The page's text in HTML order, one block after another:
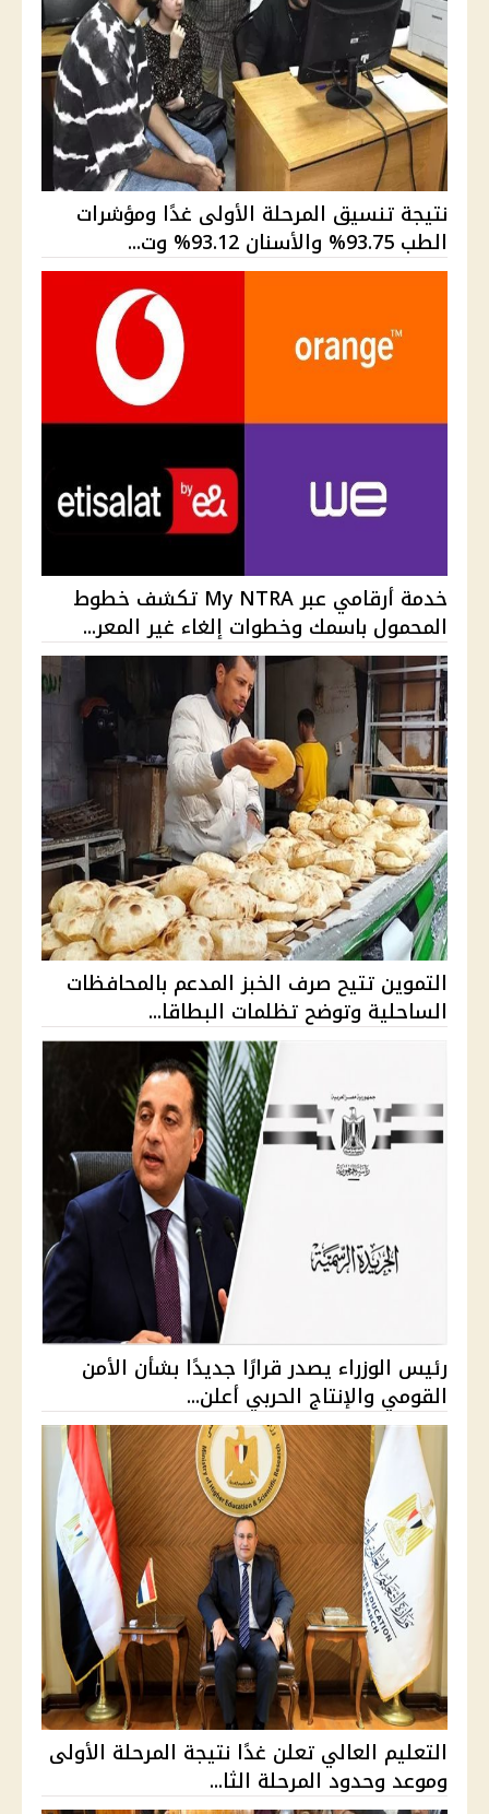
نتيجة تنسيق المرحلة الأولى غدًا ومؤشرات
الطب 93.75% والأسنان 93.12% وت...
خدمة أرقامي عبر My NTRA تكشف خطوط
المحمول باسمك وخطوات إلغاء غير المعر...
التموين تتيح صرف الخبز المدعم بالمحافظات
الساحلية وتوضح تظلمات البطاقا...
رئيس الوزراء يصدر قرارًا جديدًا بشأن الأمن
القومي والإنتاج الحربي أعلن...
التعليم العالي تعلن غدًا نتيجة المرحلة الأولى
وموعد وحدود المرحلة الثا...